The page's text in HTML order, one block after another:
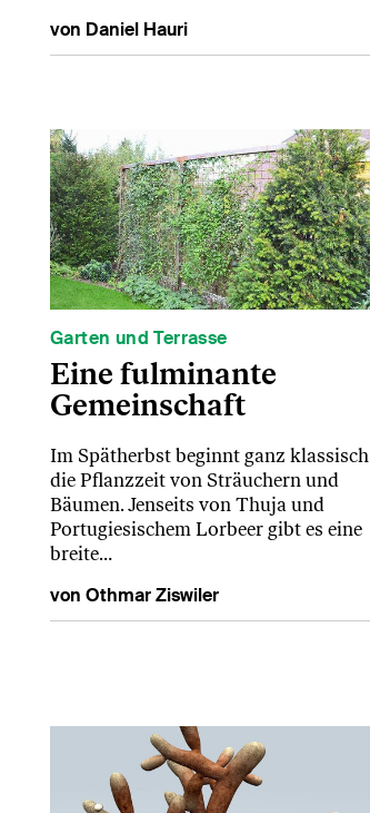
von Daniel Hauri
Garten und Terrasse
Eine fulminante
Gemeinschaft
Im Spätherbst beginnt ganz klassisch
die Pflanzzeit von Sträuchern und
Bäumen. Jenseits von Thuja und
Portugiesischem Lorbeer gibt es eine
breite…
von Othmar Ziswiler